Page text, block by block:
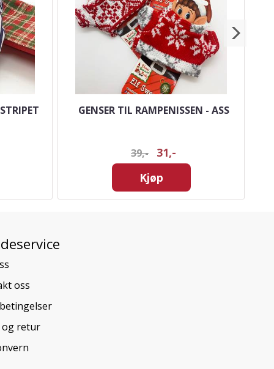
GENSER TIL RAMPENISSEN - ASS
39,-
31,-
Kjøp
oss
og retur